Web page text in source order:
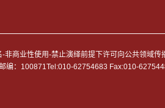
商业性使用-禁止演绎前提下许可向公共领域传
编：100871Tel:010-62754683 Fax:010-